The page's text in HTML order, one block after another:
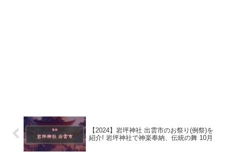
【2024】岩坪神社 出雲市のお祭り(例祭)を
紹介! 岩坪神社で神楽奉納、伝統の舞 10月